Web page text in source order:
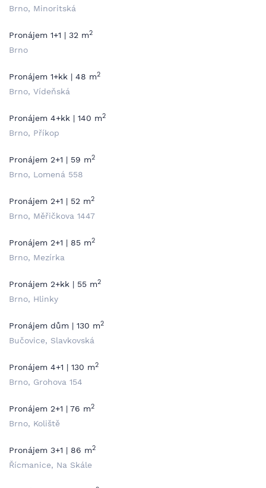
Brno, Minoritská
Pronájem 1+1 | 32 m2
Brno
Pronájem 1+kk | 48 m2
Brno, Vídeňská
Pronájem 4+kk | 140 m2
Brno, Příkop
Pronájem 2+1 | 59 m2
Brno, Lomená 558
Pronájem 2+1 | 52 m2
Brno, Měřičkova 1447
Pronájem 2+1 | 85 m2
Brno, Mezírka
Pronájem 2+kk | 55 m2
Brno, Hlinky
Pronájem dům | 130 m2
Bučovice, Slavkovská
Pronájem 4+1 | 130 m2
Brno, Grohova 154
Pronájem 2+1 | 76 m2
Brno, Koliště
Pronájem 3+1 | 86 m2
Řícmanice, Na Skále